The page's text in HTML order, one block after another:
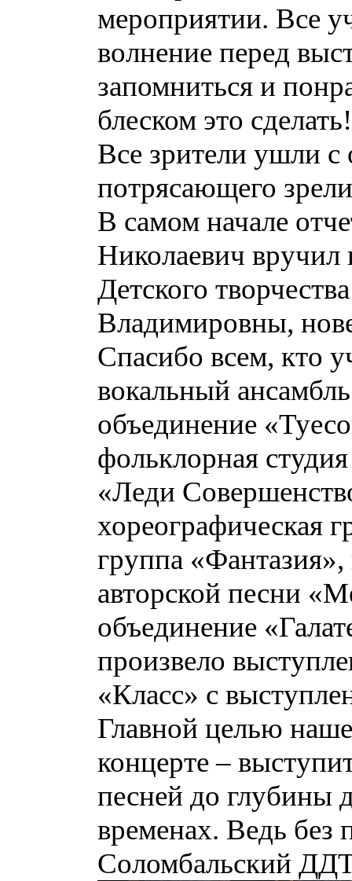
мероприятии. Все
волнение перед
запомниться и
блеском это сделать!
Все зрители ушли с
потрясающего
В самом начале
Николаевич
Детского
Владимировны,
Спасибо всем, кто
вокальный
объединение
фольклорная
«Леди
хореографическая
группа
авторской песни
объединение
произвело
«Класс» с
Главной целью
концерте –
песней до глубины
временах. Ведь
Соломбальский ДДТ